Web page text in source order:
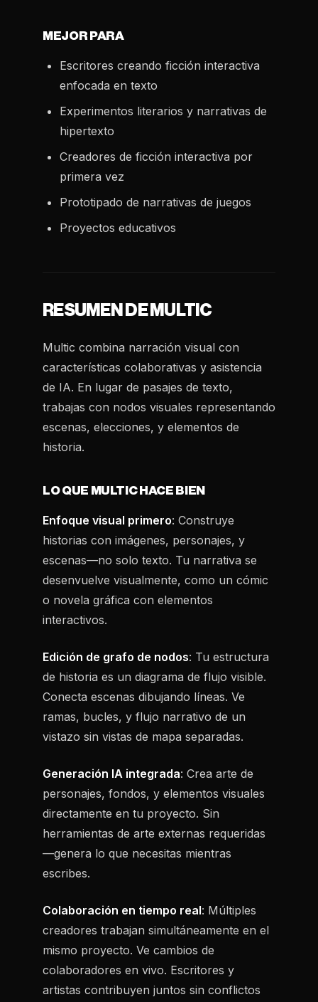
MEJOR PARA
Escritores creando ficción interactiva
enfocada en texto
Experimentos literarios y narrativas de
hipertexto
Creadores de ficción interactiva por
primera vez
Prototipado de narrativas de juegos
Proyectos educativos
RESUMEN DE MULTIC
Multic combina narración visual con
características colaborativas y asistencia
de IA. En lugar de pasajes de texto,
trabajas con nodos visuales representando
escenas, elecciones, y elementos de
historia.
LO QUE MULTIC HACE BIEN
Enfoque visual primero: Construye
historias con imágenes, personajes, y
escenas—no solo texto. Tu narrativa se
desenvuelve visualmente, como un cómic
o novela gráfica con elementos
interactivos.
Edición de grafo de nodos: Tu estructura
de historia es un diagrama de flujo visible.
Conecta escenas dibujando líneas. Ve
ramas, bucles, y flujo narrativo de un
vistazo sin vistas de mapa separadas.
Generación IA integrada: Crea arte de
personajes, fondos, y elementos visuales
directamente en tu proyecto. Sin
herramientas de arte externas requeridas
—genera lo que necesitas mientras
escribes.
Colaboración en tiempo real: Múltiples
creadores trabajan simultáneamente en el
mismo proyecto. Ve cambios de
colaboradores en vivo. Escritores y
artistas contribuyen juntos sin conflictos